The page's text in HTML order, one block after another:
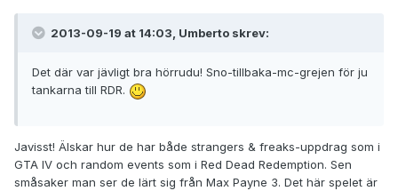
2013-09-19 at 14:03, Umberto skrev:
Det där var jävligt bra hörrudu! Sno-tillbaka-mc-grejen för ju
tankarna till RDR.
Javisst! Älskar hur de har både strangers & freaks-uppdrag som i
GTA IV och random events som i Red Dead Redemption. Sen
småsaker man ser de lärt sig från Max Payne 3. Det här spelet är